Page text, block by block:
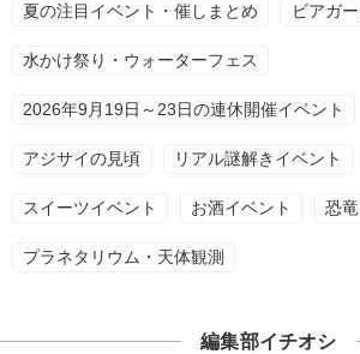
夏の注目イベント・催しまとめ ビアガ
水かけ祭り・ウォーターフェス
2026年9月19日～23日の連休開催イベント
アジサイの見頃 リアル謎解きイベント
スイーツイベント お酒イベント 恐
プラネタリウム・天体観測
編集部イチオシ